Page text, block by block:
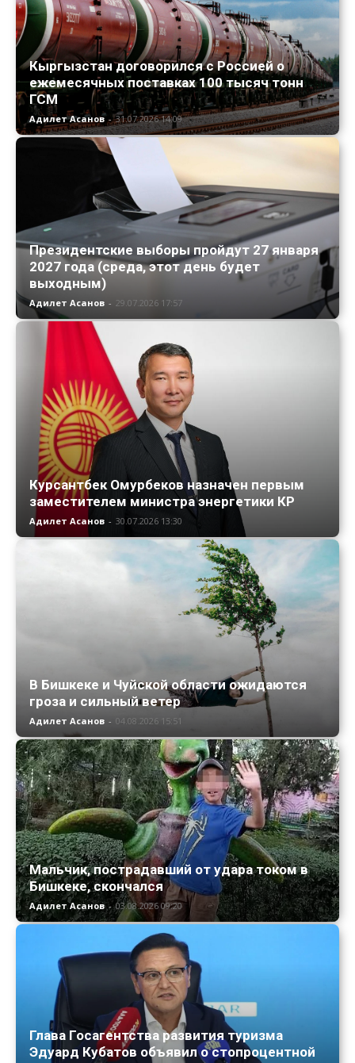
Кыргызстан договорился с Россией о
ежемесячных поставках 100 тысяч тонн
ГСМ
Адилет Асанов - 31.07.2026 14:09
Президентские выборы пройдут 27 января
2027 года (среда, этот день будет
выходным)
Адилет Асанов - 29.07.2026 17:57
Курсантбек Омурбеков назначен первым
заместителем министра энергетики КР
Адилет Асанов - 30.07.2026 13:30
В Бишкеке и Чуйской области ожидаются
гроза и сильный ветер
Адилет Асанов - 04.08.2026 15:51
Мальчик, пострадавший от удара током в
Бишкеке, скончался
Адилет Асанов - 03.08.2026 09:20
Глава Госагентства развития туризма
Эдуард Кубатов объявил о стопроцентной